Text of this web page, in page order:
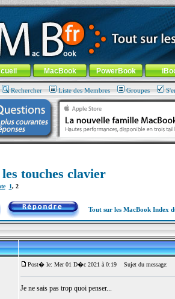
Apple... 100% nomade !
-Aller au menu général-Aller au menu de
MacBook PowerBook
Rechercher Liste des Membres Groupes
touches clavier
1, 2
Tout sur les MacBook Index
Post� le: Mer 01 D�c 2021 à 0:19 Sujet du message:
Je ne sais pas trop quoi penser...